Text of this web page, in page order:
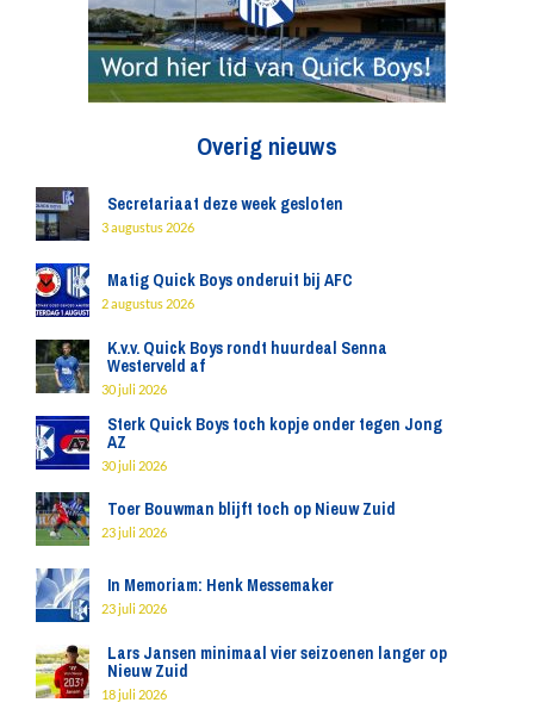
Overig nieuws
Secretariaat deze week gesloten
3 augustus 2026
Matig Quick Boys onderuit bij AFC
2 augustus 2026
K.v.v. Quick Boys rondt huurdeal Senna
Westerveld af
30 juli 2026
Sterk Quick Boys toch kopje onder tegen Jong
AZ
30 juli 2026
Toer Bouwman blijft toch op Nieuw Zuid
23 juli 2026
In Memoriam: Henk Messemaker
23 juli 2026
Lars Jansen minimaal vier seizoenen langer op
Nieuw Zuid
18 juli 2026